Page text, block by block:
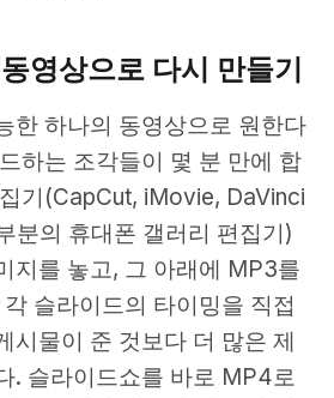
영상으로 다시 만들기
한 하나의 동영상으로 원한다
하는 조각들이 몇 분 만에 합
기(CapCut, iMovie, DaVinci
분의 휴대폰 갤러리 편집기)
지를 놓고, 그 아래에 MP3를
슬라이드의 타이밍을 직접
시물이 준 것보다 더 많은 제
. 슬라이드쇼를 바로 MP4로